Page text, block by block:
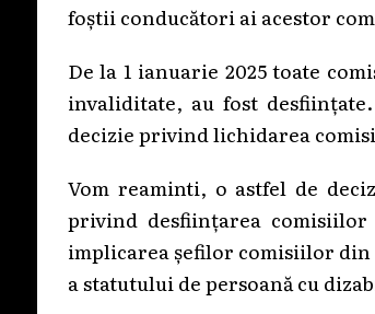
foștii conducători ai acestor
De la 1 ianuarie 2025 toate
invaliditate, au fost
decizie privind lichidarea
Vom reaminti, o astfel de
privind desființarea
implicarea șefilor comisiilor
a statutului de persoană cu